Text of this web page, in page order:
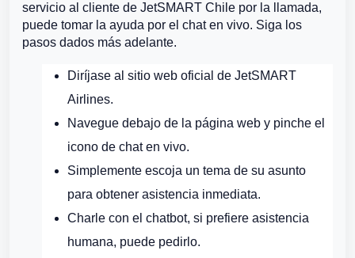
servicio al cliente de JetSMART Chile por la llamada,
puede tomar la ayuda por el chat en vivo. Siga los
pasos dados más adelante.
Diríjase al sitio web oficial de JetSMART
Airlines.
Navegue debajo de la página web y pinche el
icono de chat en vivo.
Simplemente escoja un tema de su asunto
para obtener asistencia inmediata.
Charle con el chatbot, si prefiere asistencia
humana, puede pedirlo.